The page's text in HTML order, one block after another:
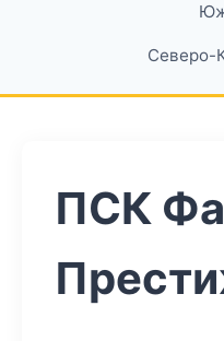
Северо-
ПСК